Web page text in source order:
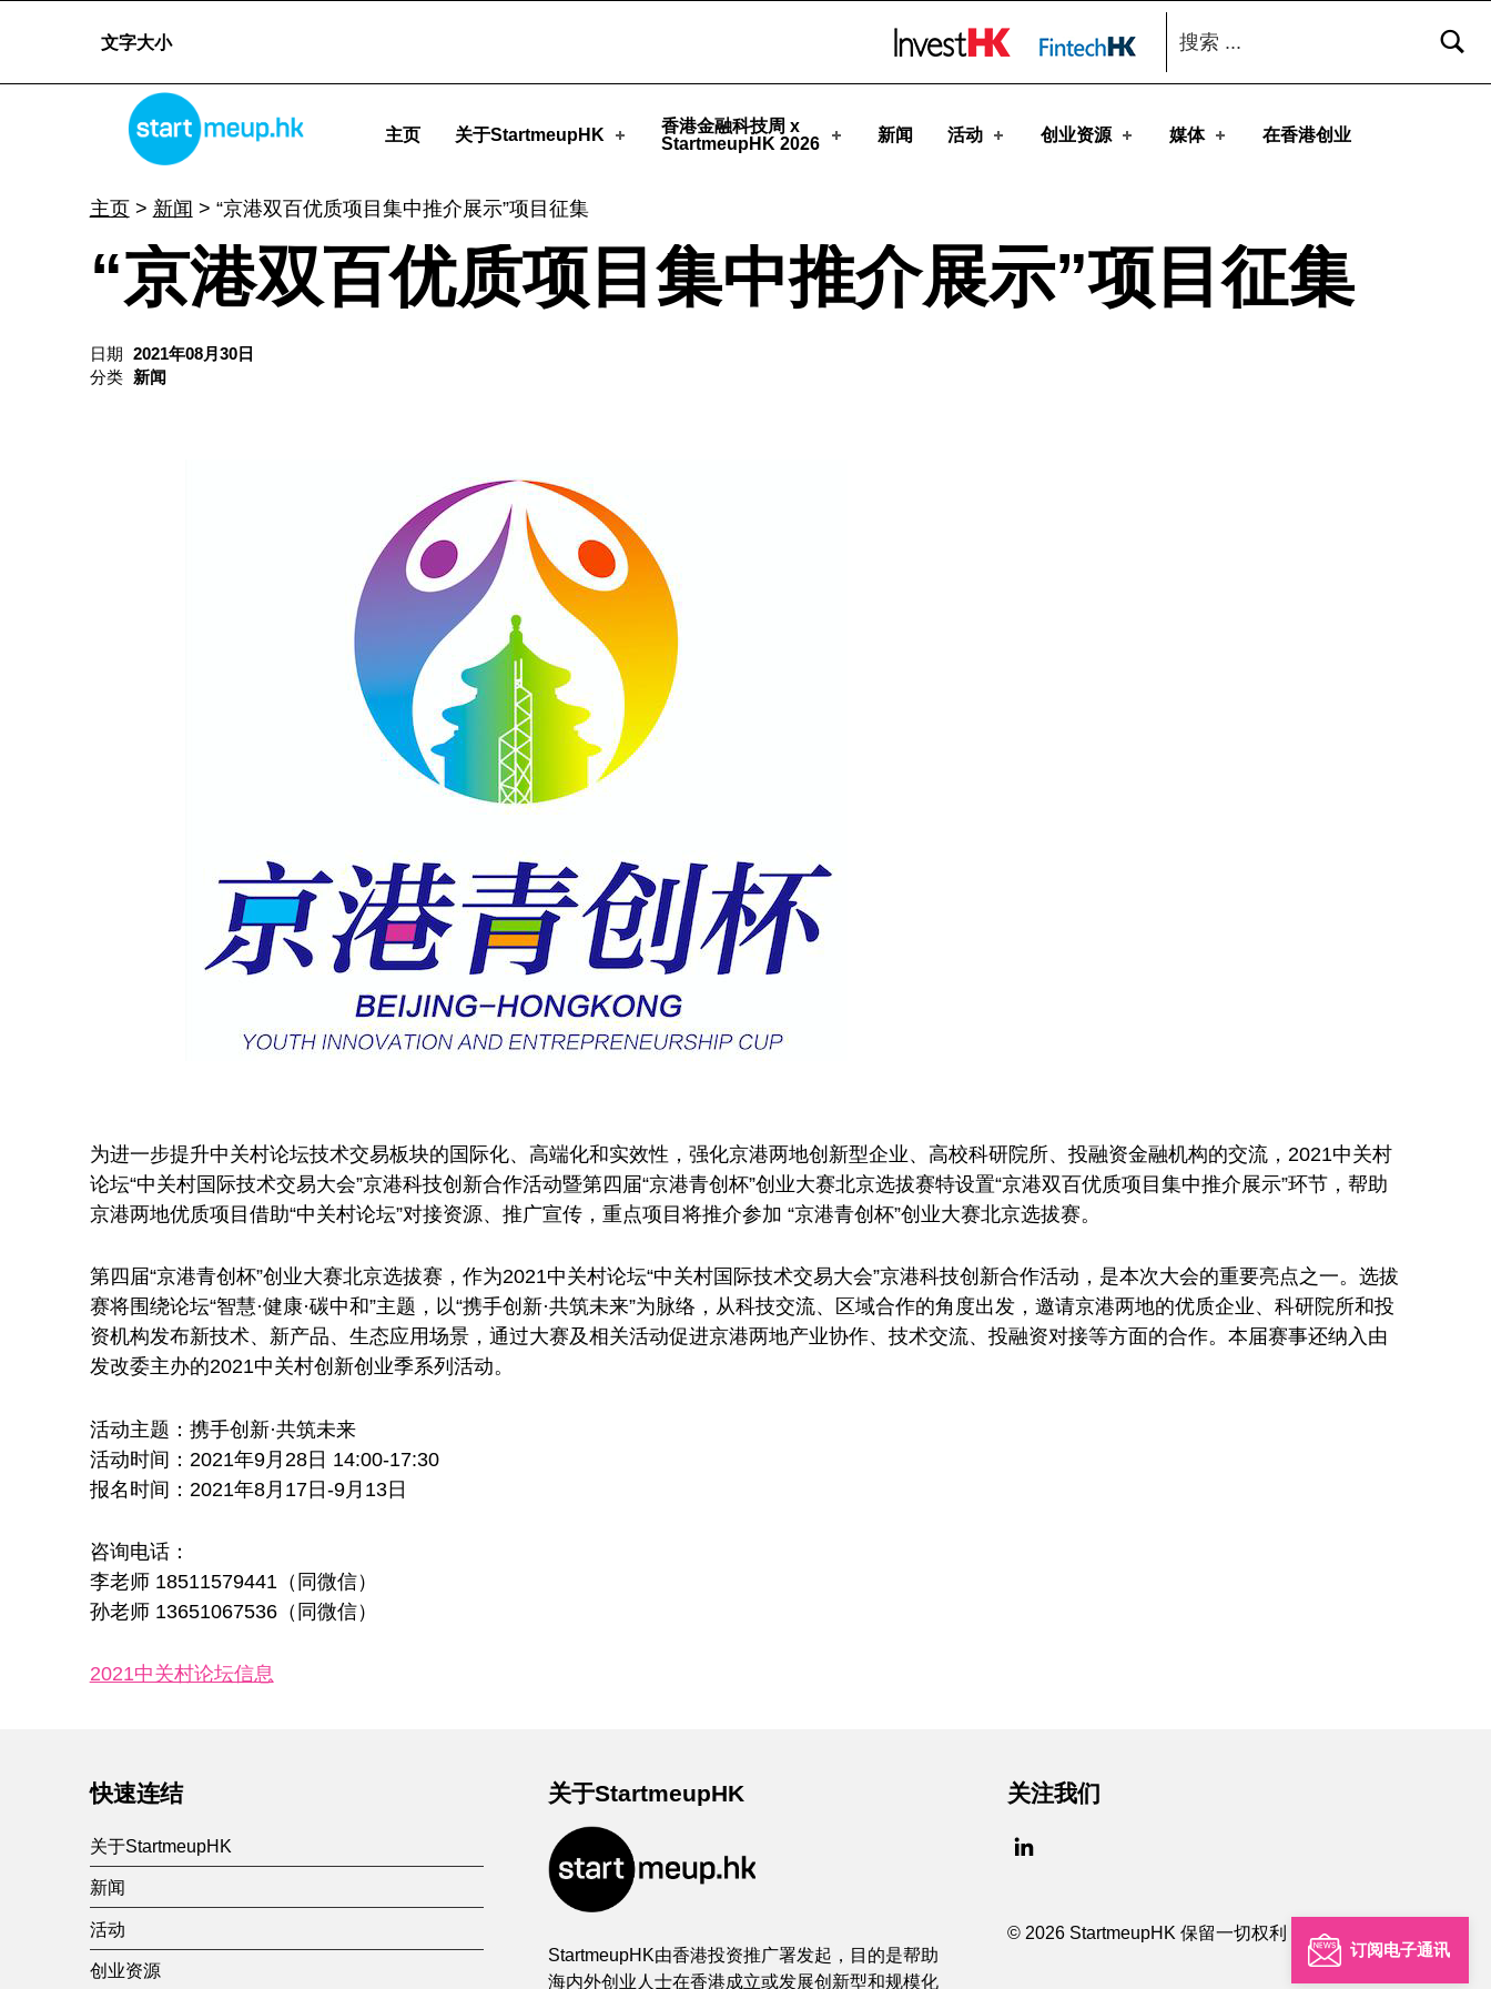
订阅电子通讯
STARTMEUPHK
主页 关于StartmeupHK
香港金融科技周 x
StartmeupHK 2026
新闻 活动 创业资源 媒体 在香港创业
文字大小
搜索：
主页> 新闻 > “京港双百优质项目集中推介展示”项目征集
“京港双百优质项目集中推介展示”项目征集
日期
2021年08月30日
分类
新闻
为进一步提升中关村论坛技术交易板块的国际化、高端化和实效性，强化京港两地创新型企业、高校科研院所、投融资金融机构的交流，2021中关村
论坛“中关村国际技术交易大会”京港科技创新合作活动暨第四届“京港青创杯”创业大赛北京选拔赛特设置“京港双百优质项目集中推介展示”环节，帮助
京港两地优质项目借助“中关村论坛”对接资源、推广宣传，重点项目将推介参加 “京港青创杯”创业大赛北京选拔赛。
第四届“京港青创杯”创业大赛北京选拔赛，作为2021中关村论坛“中关村国际技术交易大会”京港科技创新合作活动，是本次大会的重要亮点之一。选拔
赛将围绕论坛“智慧·健康·碳中和”主题，以“携手创新·共筑未来”为脉络，从科技交流、区域合作的角度出发，邀请京港两地的优质企业、科研院所和投
资机构发布新技术、新产品、生态应用场景，通过大赛及相关活动促进京港两地产业协作、技术交流、投融资对接等方面的合作。本届赛事还纳入由
发改委主办的2021中关村创新创业季系列活动。
活动主题：携手创新·共筑未来
活动时间：2021年9月28日 14:00-17:30
报名时间：2021年8月17日-9月13日
咨询电话：
李老师 18511579441（同微信）
孙老师 13651067536（同微信）
2021中关村论坛信息
快速连结
关于StartmeupHK
新闻
活动
创业资源
关于StartmeupHK
StartmeupHK由香港投资推广署发起，目的是帮助
海内外创业人士在香港成立或发展创新型和规模化
关注我们
© 2026 StartmeupHK 保留一切权利